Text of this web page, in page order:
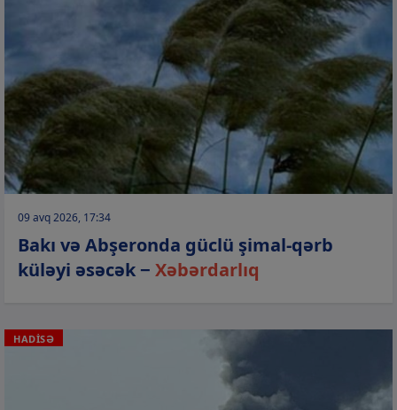
09 avq 2026, 17:34
Bakı və Abşeronda güclü şimal-qərb
küləyi əsəcək − Xəbərdarlıq
HADİSƏ